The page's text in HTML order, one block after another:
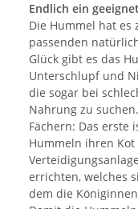
Endlich ein
Die Hummel hat es
passenden
Glück gibt es das
Unterschlupf und
die sogar bei
Nahrung zu
Fächern: Das erste
Hummeln ihren
errichten, welches
dem die